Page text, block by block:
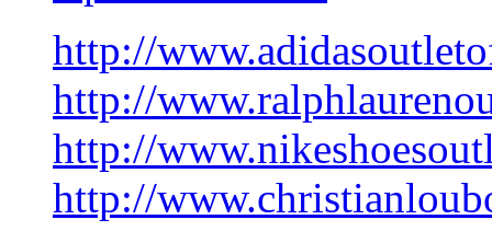
http://
http://
http://
http://